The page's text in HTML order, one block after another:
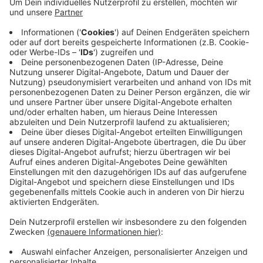
Wie lange ist Stand jetzt noch nicht absehbar. Nach
ersten Erkenntnissen hat es dort gegen 16 Uhr einen
Unfall gegeben: Eine Person ist dabei in ihrem Auto
eingeklemmt worden und musste befreit werden.
Weitere Details konnte uns die Leitstelle noch nicht
nennen, da der Einsatz noch läuft. (Stand 17 Uhr).
Anzeige
Anzeige